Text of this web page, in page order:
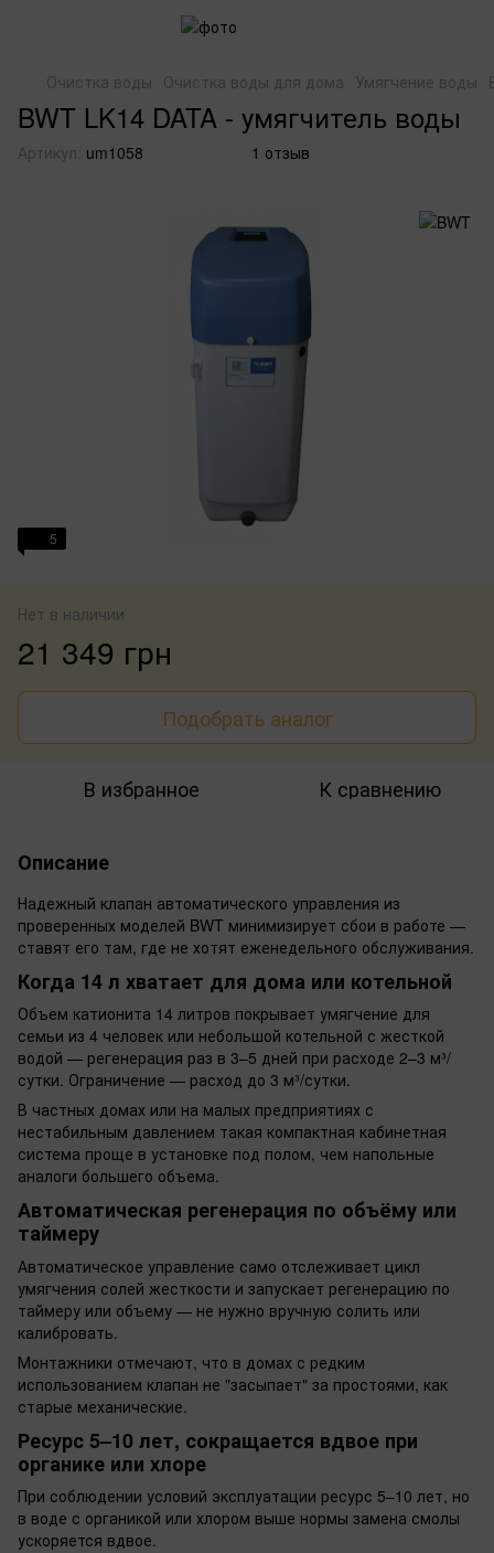
Очистка воды Очистка воды для дома Умягчение воды
BWT LK14 DATA - умягчитель воды
Артикул: um1058 1 отзыв
5
Нет в наличии
21 349 грн
Подобрать аналог
В избранное К сравнению
Описание
Надежный клапан автоматического управления из
проверенных моделей BWT минимизирует сбои в работе —
ставят его там, где не хотят еженедельного обслуживания.
Когда 14 л хватает для дома или котельной
Объем катионита 14 литров покрывает умягчение для
семьи из 4 человек или небольшой котельной с жесткой
водой — регенерация раз в 3–5 дней при расходе 2–3 м³/
сутки. Ограничение — расход до 3 м³/сутки.
В частных домах или на малых предприятиях с
нестабильным давлением такая компактная кабинетная
система проще в установке под полом, чем напольные
аналоги большего объема.
Автоматическая регенерация по объёму или
таймеру
Автоматическое управление само отслеживает цикл
умягчения солей жесткости и запускает регенерацию по
таймеру или объему — не нужно вручную солить или
калибровать.
Монтажники отмечают, что в домах с редким
использованием клапан не "засыпает" за простоями, как
старые механические.
Ресурс 5–10 лет, сокращается вдвое при
органике или хлоре
При соблюдении условий эксплуатации ресурс 5–10 лет, но
в воде с органикой или хлором выше нормы замена смолы
ускоряется вдвое.